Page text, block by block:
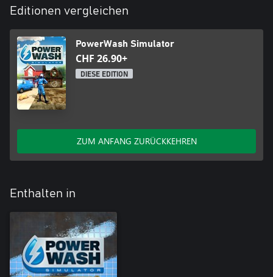
Meisterwerke!
Editionen vergleichen
PowerWash Simulator
CHF 26.90+
DIESE EDITION
ZUM ANFANG ZURÜCKKEHREN
Enthalten in